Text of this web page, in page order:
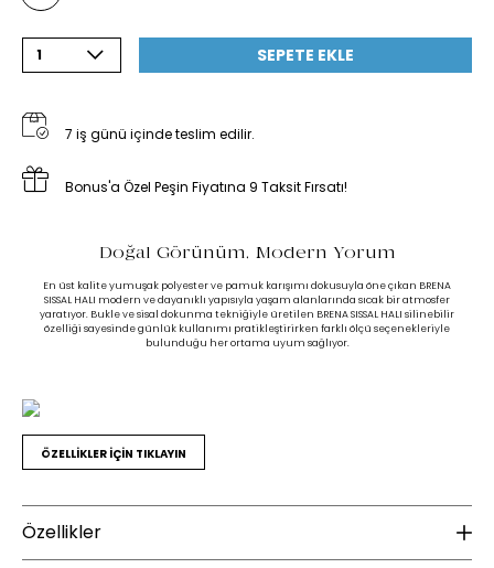
1 SEPETE EKLE
7 iş günü içinde teslim edilir.
Bonus'a Özel Peşin Fiyatına 9 Taksit Fırsatı!
Doğal Görünüm, Modern Yorum
En üst kalite yumuşak polyester ve pamuk karışımı dokusuyla öne çıkan BRENA
SISSAL HALI modern ve dayanıklı yapısıyla yaşam alanlarında sıcak bir atmosfer
yaratıyor. Bukle ve sisal dokunma tekniğiyle üretilen BRENA SISSAL HALI silinebilir
özelliği sayesinde günlük kullanımı pratikleştirirken farklı ölçü seçenekleriyle
bulunduğu her ortama uyum sağlıyor.
ÖZELLİKLER İÇİN TIKLAYIN
Özellikler